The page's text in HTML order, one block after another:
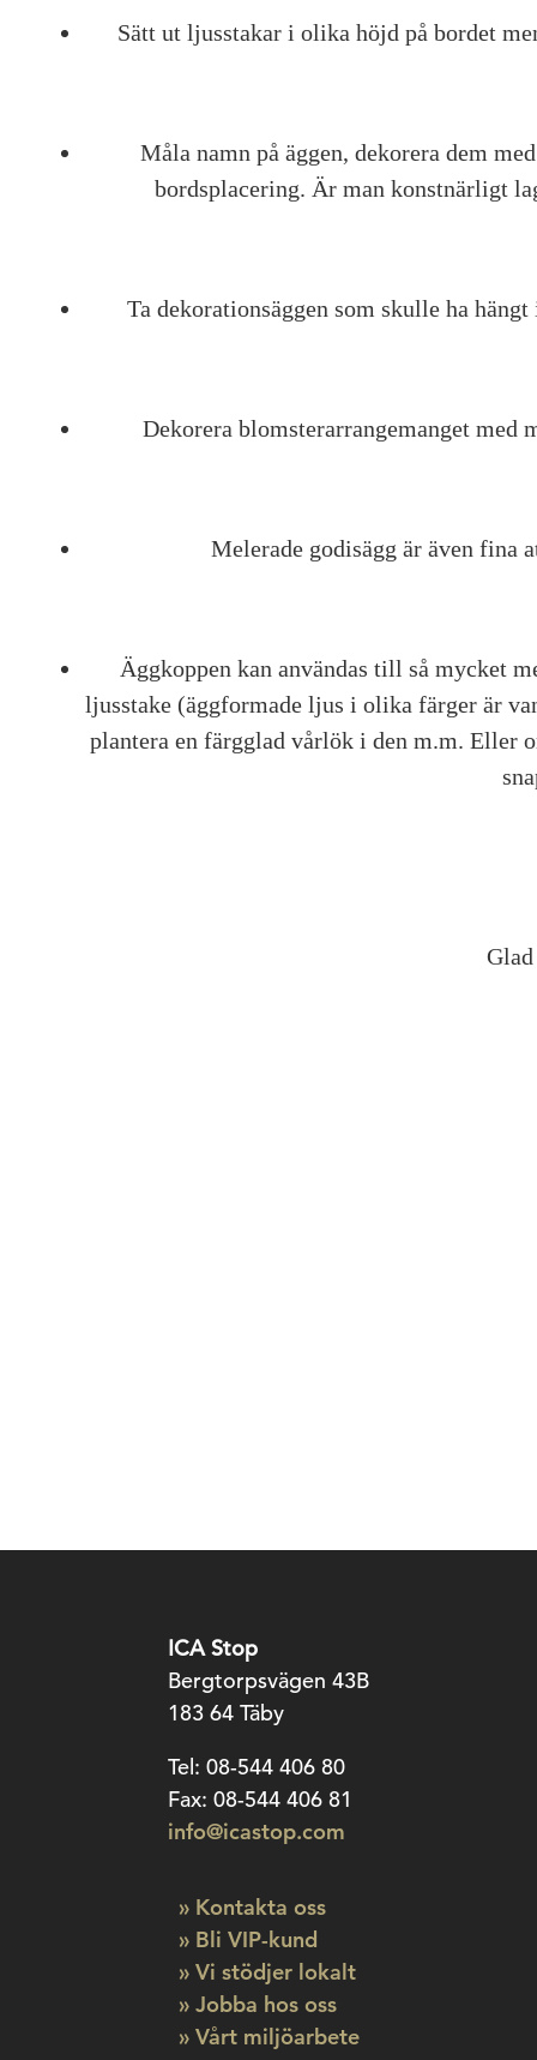
Sätt ut ljusstakar i olika höjd på bordet
Måla namn på äggen, dekorera dem
bordsplacering. Är man konstnärligt
Ta dekorationsäggen som skulle ha
Dekorera blomsterarrangemanget med
Melerade godisägg är även fina
Äggkoppen kan användas till så mycket
ljusstake (äggformade ljus i olika färger är
plantera en färgglad vårlök i den m.m. Eller
ICA Stop
Bergtorpsvägen 43B
183 64 Täby
Tel: 08-544 406 80
Fax: 08-544 406 81
info@icastop.com
» Kontakta oss
» Bli VIP-kund
» Vi stödjer lokalt
» Jobba hos oss
» Vårt miljöarbete